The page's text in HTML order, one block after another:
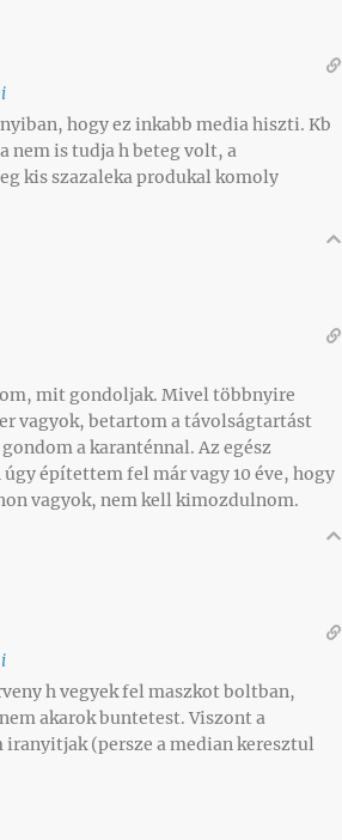
hogy ez inkabb media hiszti. Kb
nem is tudja h beteg volt, a
kis szazaleka produkal komoly
mit gondoljak. Mivel többnyire
vagyok, betartom a távolságtartást
a karanténnal. Az egész
építettem fel már vagy 10 éve, hogy
vagyok, nem kell kimozdulnom.
h vegyek fel maszkot boltban,
akarok buntetest. Viszont a
(persze a median keresztul